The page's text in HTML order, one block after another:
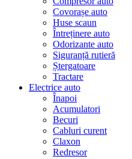
Covorașe auto
Huse scaun
Întreținere auto
Odorizante auto
Siguranță rutieră
Ștergatoare
Tractare
Electrice auto
Înapoi
Acumulatori
Becuri
Cabluri curent
Claxon
Redresor